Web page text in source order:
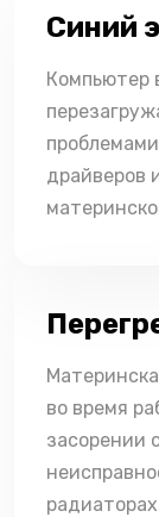
Синий
Компьютер
драйверов
во время
засорении